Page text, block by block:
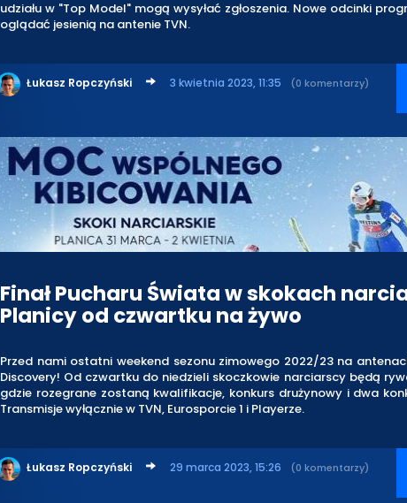
udziału w "Top Model" mogą wysyłać zgłoszenia. Nowe odcinki
oglądać jesienią na antenie TVN.
Łukasz Ropczyński 3 kwietnia 2023, 11:35 (0 komentarzy)
Finał Pucharu Świata w skokach
Planicy od czwartku na żywo
Przed nami ostatni weekend sezonu zimowego 2022/23 na
Discovery! Od czwartku do niedzieli skoczkowie narciarscy będą
gdzie rozegrane zostaną kwalifikacje, konkurs drużynowy i dwa
Transmisje wyłącznie w TVN, Eurosporcie 1 i Playerze.
Łukasz Ropczyński 29 marca 2023, 15:26 (0 komentarzy)